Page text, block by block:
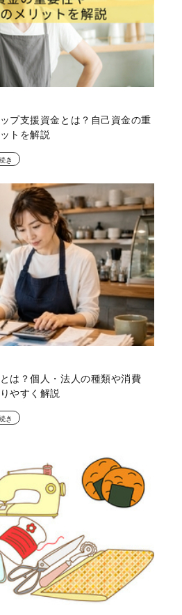
プ支援資金とは？自己資金の重
トを解説
き
は？個人・法人の種類や消費
やすく解説
き